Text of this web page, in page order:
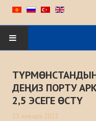
БАШКЫ БЕТ
БИЗ ЖѲНҮНДѲ
ДЕҢИЗ ПОРТУ
2,5 ЭСЕГЕ ӨСТҮ
23 января 2023